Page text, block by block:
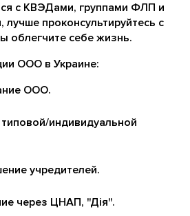
с КВЭДами, группами ФЛП и
проконсультируйтесь с
облегчите себе жизнь.
ООО в Украине:
ООО.
индивидуальной
учредителей.
через ЦНАП, "Дія".